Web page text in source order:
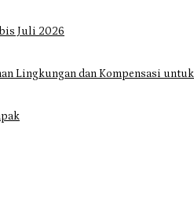
Juli 2026
Lingkungan dan Kompensasi